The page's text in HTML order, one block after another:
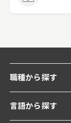
職種から探す
言語から探す